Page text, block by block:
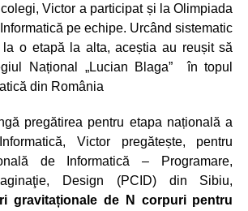
Victor a participat și la Olimpiada
pe echipe. Urcând sistematic
o etapă la alta, aceștia au reușit să
Național „Lucian Blaga” în topul
din România
pregătirea pentru etapa națională a
Victor pregătește, pentru
de Informatică – Programare,
Design (PCID) din Sibiu,
gravitaționale de N corpuri pentru